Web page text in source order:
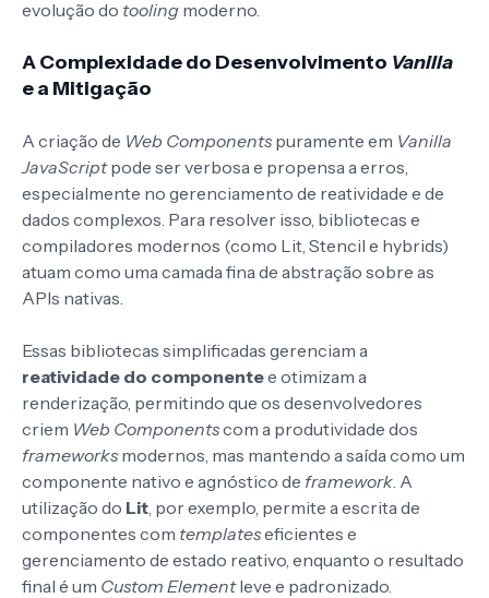
evolução do tooling moderno.
A Complexidade do Desenvolvimento Vanilla
e a Mitigação
A criação de Web Components puramente em Vanilla
JavaScriptpode ser verbosa e propensa a erros,
especialmente no gerenciamento de reatividade e de
dados complexos. Para resolver isso, bibliotecas e
compiladores modernos (como Lit, Stencil e hybrids)
atuam como uma camada fina de abstração sobre as
APIs nativas.
Essas bibliotecas simplificadas gerenciam a
reatividade do componentee otimizam a
renderização, permitindo que os desenvolvedores
criem Web Componentscom a produtividade dos
frameworks modernos, mas mantendo a saída como um
componente nativo e agnóstico de framework . A
utilização do Lit , por exemplo, permite a escrita de
componentes com templateseficientes e
gerenciamento de estado reativo, enquanto o resultado
final é um Custom Elementleve e padronizado.